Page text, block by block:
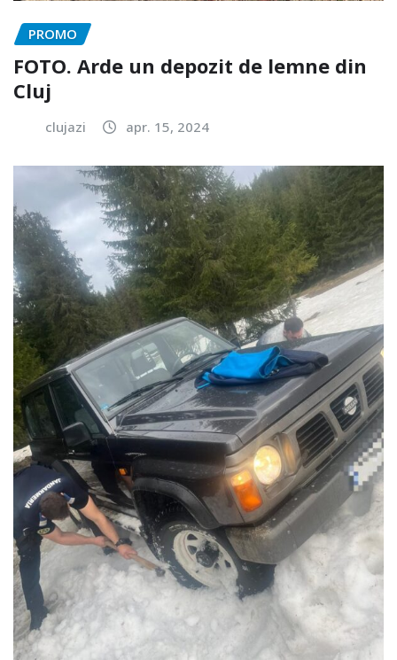
PROMO
FOTO. Arde un depozit de lemne din
Cluj
clujazi apr. 15, 2024